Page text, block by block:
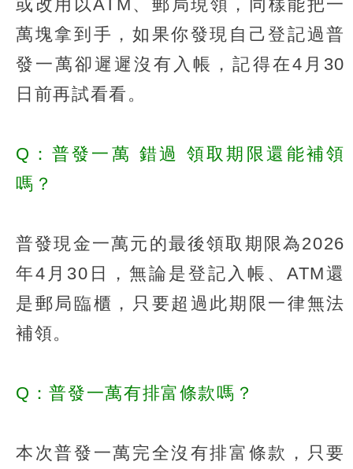
或改用以ATM、郵局現領，同樣能把一
萬塊拿到手，如果你發現自己登記過普
發一萬卻遲遲沒有入帳，記得在4月30
日前再試看看。
Q：普發一萬 錯過 領取期限還能補領
嗎？
普發現金一萬元的最後領取期限為2026
年4月30日，無論是登記入帳、ATM還
是郵局臨櫃，只要超過此期限一律無法
補領。
Q：普發一萬有排富條款嗎？
本次普發一萬完全沒有排富條款，只要